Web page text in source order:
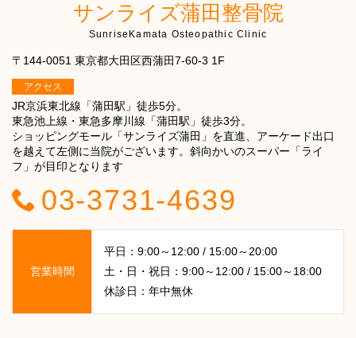
サンライズ蒲田整骨院
SunriseKamata Osteopathic Clinic
〒144-0051 東京都大田区西蒲田7-60-3 1F
アクセス
JR京浜東北線「蒲田駅」徒歩5分。
東急池上線・東急多摩川線「蒲田駅」徒歩3分。
ショッピングモール「サンライズ蒲田」を直進、アーケード出口
を越えて左側に当院がございます。斜向かいのスーパー「ライ
フ」が目印となります
03-3731-4639
営業時間
平日：9:00～12:00 / 15:00～20:00
土・日・祝日：9:00～12:00 / 15:00～18:00
休診日：年中無休